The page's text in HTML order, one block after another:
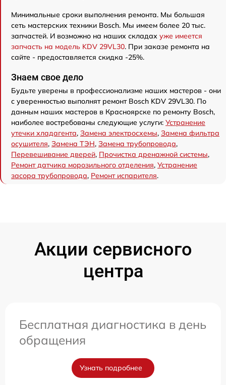
Минимальные сроки выполнения ремонта. Мы большая
сеть мастерских техники Bosch. Мы имеем более 20 тыс.
запчастей. И возможно на наших складах уже имеется
запчасть на модель KDV 29VL30. При заказе ремонта на
сайте - предоставляется скидка -25%.
Знаем свое дело
Будьте уверены в профессионализме наших мастеров - они
с уверенностью выполнят ремонт Bosch KDV 29VL30. По
данным наших мастеров в Красноярске по ремонту Bosch,
наиболее востребованы следующие услуги: Устранение
утечки хладагента, Замена электросхемы, Замена фильтра
осушителя, Замена ТЭН, Замена трубопровода,
Перевешивание дверей, Прочистка дренажной системы,
Ремонт датчика морозильного отделения, Устранение
засора трубопровода, Ремонт испарителя.
Акции сервисного
центра
Бесплатная диагностика в день
обращения
Узнать подробнее